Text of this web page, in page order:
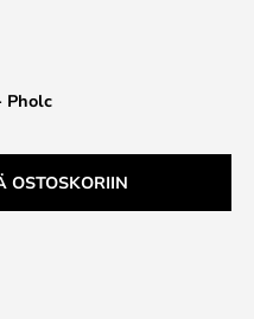
Pholc
OSTOSKORIIN